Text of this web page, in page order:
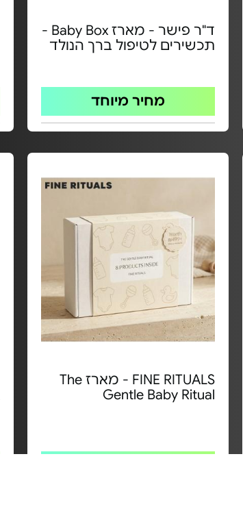
ד"ר פישר - מארז Baby Box -
תכשירים לטיפול ברך הנולד
מחיר מיוחד
FINE RITUALS - מארז The
Gentle Baby Ritual